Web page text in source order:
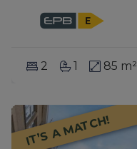
2 1 85 m²
IT’S A MATCH!